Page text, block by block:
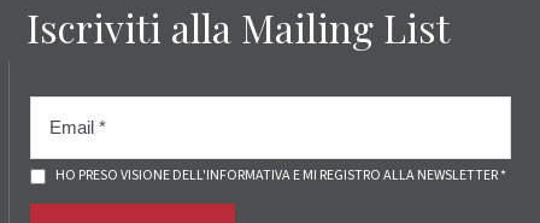
Iscriviti alla Mailing List
HO PRESO VISIONE DELL'INFORMATIVA E MI REGISTRO ALLA NEWSLETTER *